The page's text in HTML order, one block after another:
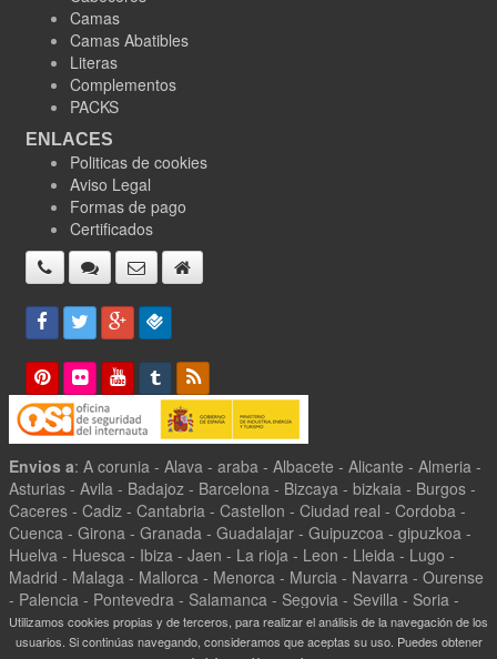
Camas
Camas Abatibles
Literas
Complementos
PACKS
ENLACES
Politicas de cookies
Aviso Legal
Formas de pago
Certificados
Envios a: A corunia - Alava - araba - Albacete - Alicante - Almeria -
Asturias - Avila - Badajoz - Barcelona - Bizcaya - bizkaia - Burgos -
Caceres - Cadiz - Cantabria - Castellon - Ciudad real - Cordoba -
Cuenca - Girona - Granada - Guadalajar - Guipuzcoa - gipuzkoa -
Huelva - Huesca - Ibiza - Jaen - La rioja - Leon - Lleida - Lugo -
Madrid - Malaga - Mallorca - Menorca - Murcia - Navarra - Ourense
- Palencia - Pontevedra - Salamanca - Segovia - Sevilla - Soria -
Tarragona - Teruel - Toledo - Valencia - Valladolid - Zamora -
Zaragoza -
Utilizamos cookies propias y de terceros, para realizar el análisis de la navegación de los
usuarios. Si continúas navegando, consideramos que aceptas su uso. Puedes obtener